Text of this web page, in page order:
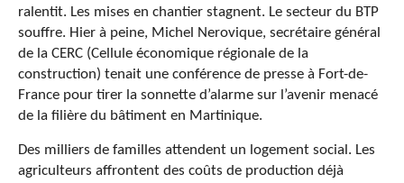
ralentit. Les mises en chantier stagnent. Le secteur du BTP
souffre. Hier à peine, Michel Nerovique, secrétaire général
de la CERC (Cellule économique régionale de la
construction) tenait une conférence de presse à Fort-de-
France pour tirer la sonnette d’alarme sur l’avenir menacé
de la filière du bâtiment en Martinique.
Des milliers de familles attendent un logement social. Les
agriculteurs affrontent des coûts de production déjà